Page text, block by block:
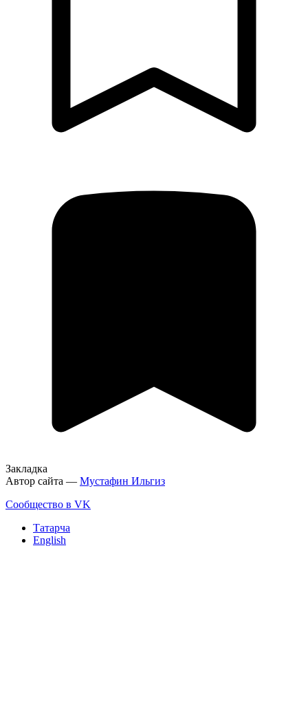
Закладка
Автор сайта — Мустафин Ильгиз
Сообщество в VK
Татарча
English